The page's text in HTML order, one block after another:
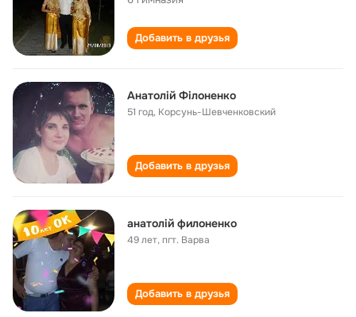
Добавить в друзья
Анатолій Філоненко
51 год, Корсунь-Шевченковский
Добавить в друзья
анатолій филоненко
49 лет,пгт. Варва
Добавить в друзья